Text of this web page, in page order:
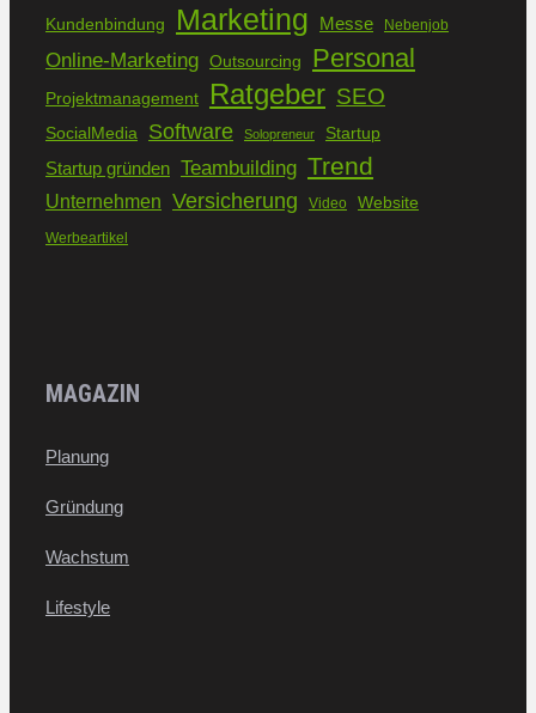
Kundenbindung Marketing Messe Nebenjob
Online-Marketing Outsourcing Personal
Projektmanagement Ratgeber SEO
SocialMedia Software Solopreneur Startup
Startup gründen Teambuilding Trend
Unternehmen Versicherung Video Website
Werbeartikel
MAGAZIN
Planung
Gründung
Wachstum
Lifestyle